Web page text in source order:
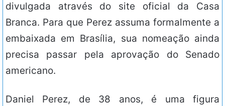
divulgada através do site oficial da Casa
Branca. Para que Perez assuma formalmente a
embaixada em Brasília, sua nomeação ainda
precisa passar pela aprovação do Senado
americano.
Daniel Perez, de 38 anos, é uma figura